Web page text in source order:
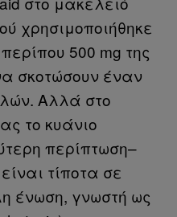
χρησιμοποιήθηκε
500 mg της
σκοτώσουν έναν
Αλλά στο
το κυάνιο
περίπτωση–
τίποτα σε
ένωση, γνωστή ως